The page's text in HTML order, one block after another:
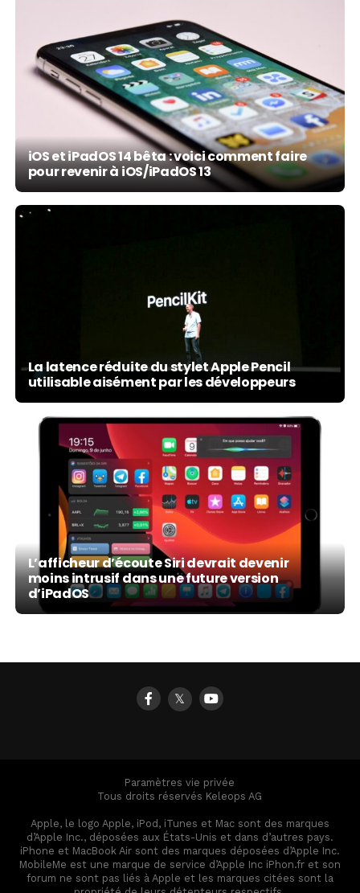
iOS et iPadOS 14 bêta : voici comment faire
pour revenir à iOS/iPadOS 13
La latence réduite du stylet Apple Pencil
utilisable aisément par les développeurs
L’afficheur d’écoute Siri devrait devenir
moins intrusif dans une future version
d’iPadOS
𝕏
Paramètres vie privée
Tous droits réservés Keleops AG
Apple, le logo Apple, iPod, iTunes et Mac sont des marques
d’Apple Inc., déposées aux États-Unis et dans d’autres pays.
iPhone et MacBook Air sont des marques déposées d’Apple Inc.
MobileMe est une marque de service d’Apple Inc iPhon.fr et son
forum ne sont pas liés à Apple et les marques citées sont la